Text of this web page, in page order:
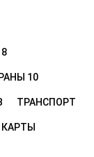
10
ТРАНСПОРТ
КАРТЫ